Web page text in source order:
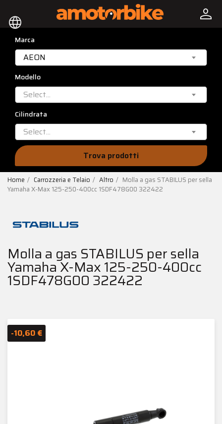
language person
Marca
AEON
Modello
Select...
Cilindrata
Select...
Trova prodotti
Home Carrozzeria e Telaio Altro
Molla a gas STABILUS per sella
Yamaha X-Max 125-250-400cc 1SDF478G00 322422
Molla a gas STABILUS per sella
Yamaha X-Max 125-250-400cc
1SDF478G00 322422
-10,60 €